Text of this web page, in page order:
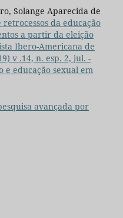
Solange Aparecida de
retrocessos da educação
a partir da eleição
Ibero-Americana de
v .14, n. esp. 2, jul. -
e educação sexual em
avançada por